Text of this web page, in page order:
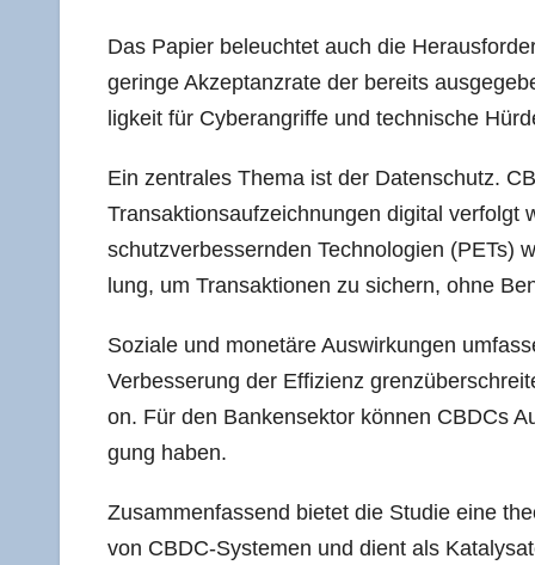
Das Papier beleuch­tet auch die
gerin­ge Akzep­tanz­ra­te der bereits
lig­keit für Cyber­an­grif­fe und tech­ni­sche
Ein zen­tra­les The­ma ist der Daten­schutz.
Trans­ak­ti­ons­auf­zeich­nun­gen digi­tal
schutz­ver­bes­sern­den Tech­no­lo­gien (PETs)
lung, um Trans­ak­tio­nen zu sichern, ohne
Sozia­le und mone­tä­re Aus­wir­kun­gen
Ver­bes­se­rung der Effi­zi­enz
on. Für den Ban­ken­sek­tor kön­nen CBDCs
gung haben.
Zusam­men­fas­send bie­tet die Stu­die eine
von CBDC-Sys­te­men und dient als